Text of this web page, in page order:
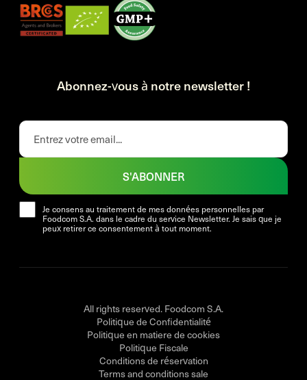
Abonnez-vous à notre newsletter !
Je consens au traitement de mes données personnelles par
Foodcom S.A. dans le cadre du service Newsletter. Je sais que je
peux retirer ce consentement à tout moment.
S'ABONNER
All rights reserved. Foodcom S.A.
Politique de Confidentialité
Politique en matiere de cookies
Politique Fiscale
Conditions de réservation
Terms and conditions sale